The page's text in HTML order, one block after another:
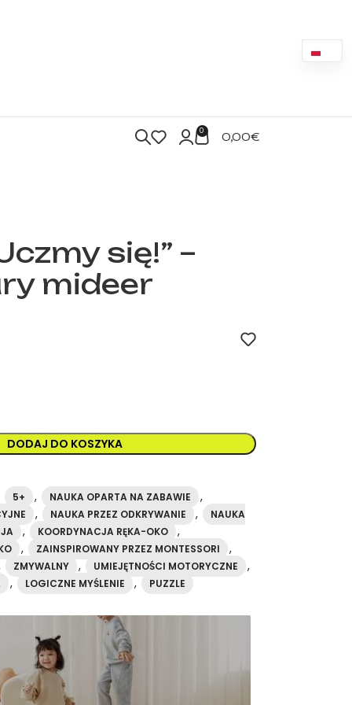
0 0,00€
się!” –
mideer
DODAJ DO KOSZYKA
5+ , NAUKA OPARTA NA ZABAWIE ,
, NAUKA PRZEZ ODKRYWANIE ,
NAUKA
, KOORDYNACJA RĘKA-OKO ,
, ZAINSPIROWANY PRZEZ MONTESSORI ,
ZMYWALNY , UMIEJĘTNOŚCI MOTORYCZNE ,
, LOGICZNE MYŚLENIE , PUZZLE